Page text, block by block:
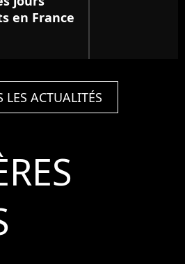
en France
LES ACTUALITÉS